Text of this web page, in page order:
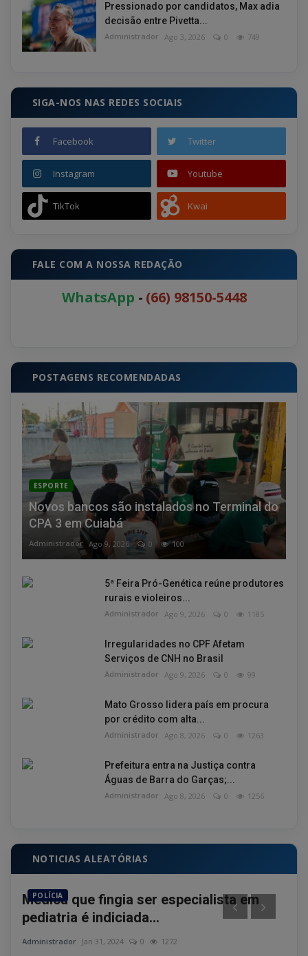
Pressionado por candidatos, Max adia
decisão entre Pivetta...
Administrador Ago 3, 2026 0 749
SIGA-NOS NAS REDES SOCIAIS
Facebook Twitter
Instagram Youtube
TikTok Kwai
FALE COM A NOSSA REDAÇÃO
WhatsApp - (66) 98150-5448
POSTAGENS RECOMENDADAS
ESPORTE
Novos bancos são instalados no Terminal do
CPA 3 em Cuiabá
Administrador Ago 9, 2026 0 100
5ª Feira Pró-Genética reúne produtores
rurais e violeiros...
Administrador Ago 9, 2026 0 1185
Irregularidades no CPF Afetam
Serviços de CNH no Brasil
Administrador Ago 9, 2026 0 99
Mato Grosso lidera país em procura
por crédito com alta...
Administrador Ago 8, 2026 0 1263
Prefeitura entra na Justiça contra
Águas de Barra do Garças;...
Administrador Ago 8, 2026 0 1256
NOTICIAS ALEATÓRIAS
POLÍCIA
Médica que fingia ser especialista em
pediatria é indiciada...
Administrador Jan 31, 2024 0 1272